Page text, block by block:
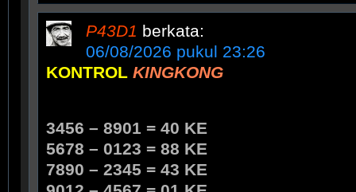
P43D1 berkata:
06/08/2026 pukul 23:26
KONTROL KINGKONG
3456 – 8901 = 40 KE
5678 – 0123 = 88 KE
7890 – 2345 = 43 KE